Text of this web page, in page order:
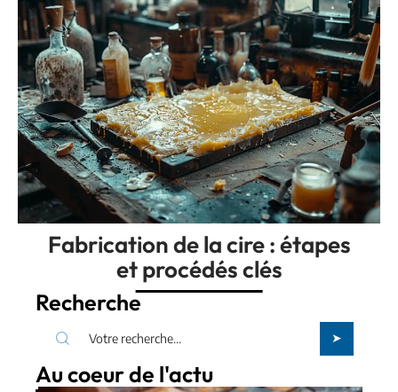
Fabrication de la cire : étapes
et procédés clés
Recherche
Au coeur de l'actu